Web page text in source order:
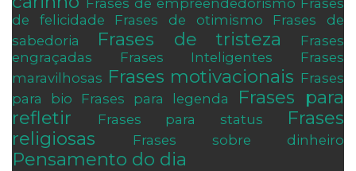
de felicidade
Frases de otimismo
Frases de
sabedoria
Frases de tristeza
Frases
engraçadas
Frases Inteligentes
Frases
maravilhosas Frases motivacionais Frases
para bio
Frases para legenda
Frases para
refletir
Frases para status
Frases
religiosas
Frases sobre dinheiro
Pensamento do dia